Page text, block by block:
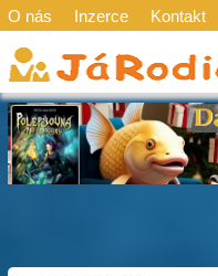
O nás Inzerce Kontakt